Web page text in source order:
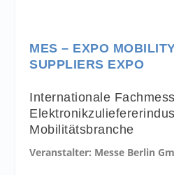
MES – EXPO
SUPPLIERS EXPO
Internationale
Mobilitätsbranche
Veranstalter: Messe Berlin